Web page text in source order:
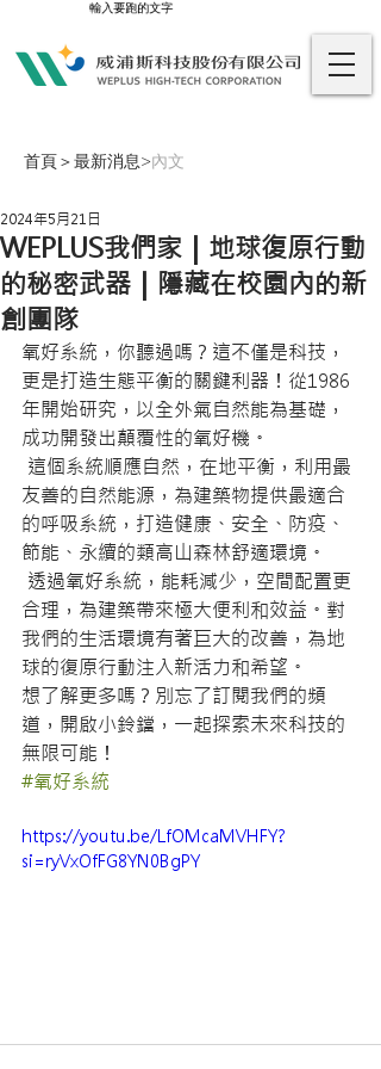
輸入要跑的文字
首頁＞最新消息>內文
WEPLUS我們家｜地球復原行動
的秘密武器｜隱藏在校園內的新
創團隊
2024年5月21日
氧好系統，你聽過嗎？這不僅是科技，
更是打造生態平衡的關鍵利器！從1986
年開始研究，以全外氣自然能為基礎，
成功開發出顛覆性的氧好機。
這個系統順應自然，在地平衡，利用最
友善的自然能源，為建築物提供最適合
的呼吸系統，打造健康、安全、防疫、
節能、永續的類高山森林舒適環境。
透過氧好系統，能耗減少，空間配置更
合理，為建築帶來極大便利和效益。對
我們的生活環境有著巨大的改善，為地
球的復原行動注入新活力和希望。
想了解更多嗎？別忘了訂閱我們的頻
道，開啟小鈴鐺，一起探索未來科技的
無限可能！
#氧好系統
https://youtu.be/LfOMcaMVHFY?
si=ryVxOfFG8YN0BgPY